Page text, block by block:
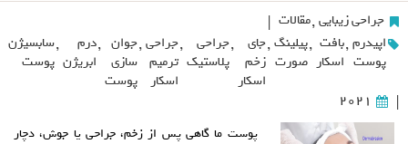
جراحی زیبایی ,مقالات |
اپیدرم
پوست
,بافت
اسکار
,پیلینگ
صورت
,جای
زخم
اسکار
,جراحی
پلاستیک
,جراحی
ترمیم
اسکار
,جوان
سازی
پوست
,درم
ابریژن
,سابسیژن
پوست
|
2021
پوست ما گاهی پس از زخم، جراحی یا جوش، دچار